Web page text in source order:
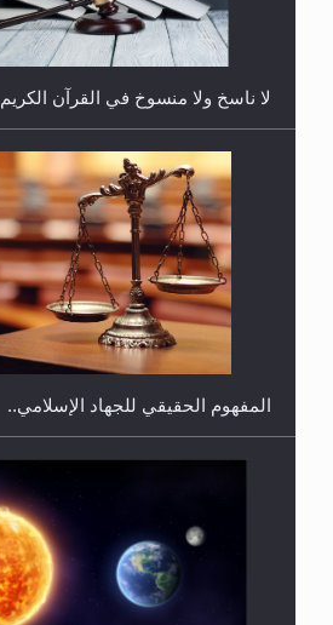
هل يجوز فتح مشروع كوافير نسائي
المحجبات؟
لا ناسخ ولا منسوخ في القرآن الكريم
المفهوم الحقيقي للجهاد الإسلامي..